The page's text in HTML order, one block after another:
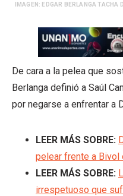
IMAGEN: EDGAR BERLANGA
De cara a la pelea que
Berlanga definió a Saúl
por negarse a enfrentar a
LEER MÁS SOBRE:
pelear frente a Bivol
LEER MÁS SOBRE:
irrespetuoso que